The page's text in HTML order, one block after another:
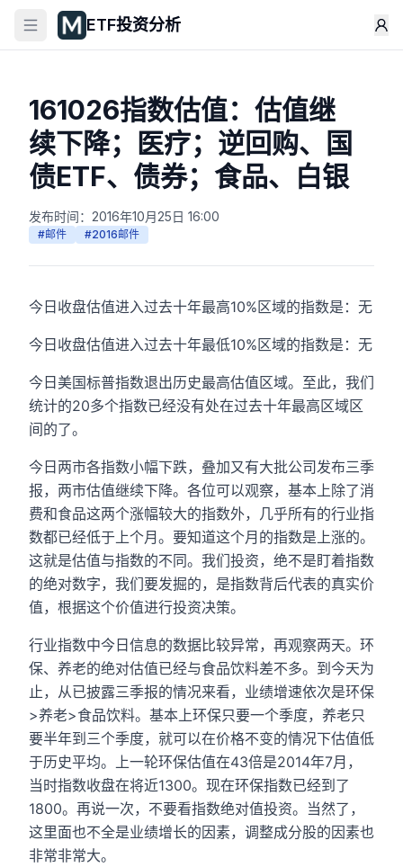
ETF投资分析
161026指数估值：估值继
续下降；医疗；逆回购、国
债ETF、债券；食品、白银
发布时间： 2016年10月25日 16:00
#邮件 #2016邮件
今日收盘估值进入过去十年最高10%区域的指数是：无
今日收盘估值进入过去十年最低10%区域的指数是：无
今日美国标普指数退出历史最高估值区域。至此，我们
统计的20多个指数已经没有处在过去十年最高区域区
间的了。
今日两市各指数小幅下跌，叠加又有大批公司发布三季
报，两市估值继续下降。各位可以观察，基本上除了消
费和食品这两个涨幅较大的指数外，几乎所有的行业指
数都已经低于上个月。要知道这个月的指数是上涨的。
这就是估值与指数的不同。我们投资，绝不是盯着指数
的绝对数字，我们要发掘的，是指数背后代表的真实价
值，根据这个价值进行投资决策。
行业指数中今日信息的数据比较异常，再观察两天。环
保、养老的绝对估值已经与食品饮料差不多。到今天为
止，从已披露三季报的情况来看，业绩增速依次是环保
>养老>食品饮料。基本上环保只要一个季度，养老只
要半年到三个季度，就可以在价格不变的情况下估值低
于历史平均。上一轮环保估值在43倍是2014年7月，
当时指数收盘在将近1300。现在环保指数已经到了
1800。再说一次，不要看指数绝对值投资。当然了，
这里面也不全是业绩增长的因素，调整成分股的因素也
非常非常大。